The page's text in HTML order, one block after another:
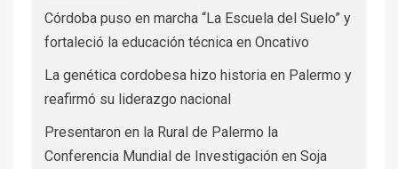
Córdoba puso en marcha “La Escuela del Suelo” y
fortaleció la educación técnica en Oncativo
La genética cordobesa hizo historia en Palermo y
reafirmó su liderazgo nacional
Presentaron en la Rural de Palermo la
Conferencia Mundial de Investigación en Soja